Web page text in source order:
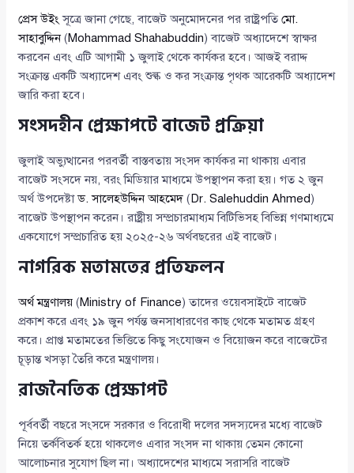
প্রেস উইং সূত্রে জানা গেছে, বাজেট অনুমোদনের পর রাষ্ট্রপতিমো.
সাহাবুদ্দিন(Mohammad Shahabuddin) বাজেট অধ্যাদেশে স্বাক্ষর
করবেন এবং এটি আগামী ১ জুলাই থেকে কার্যকর হবে। আজই বরাদ্দ
সংক্রান্ত একটি অধ্যাদেশ এবং শুল্ক ও কর সংক্রান্ত পৃথক আরেকটি অধ্যাদেশ
জারি করা হবে।
সংসদহীন প্রেক্ষাপটে বাজেট প্রক্রিয়া
জুলাই অভ্যুত্থানের পরবর্তী বাস্তবতায় সংসদ কার্যকর না থাকায় এবার
বাজেট সংসদে নয়, বরং মিডিয়ার মাধ্যমে উপস্থাপন করা হয়। গত ২ জুন
অর্থ উপদেষ্টাড. সালেহউদ্দিন আহমেদ ( Dr. Salehuddin Ahmed)
বাজেট উপস্থাপন করেন। রাষ্ট্রীয় সম্প্রচারমাধ্যম বিটিভিসহ বিভিন্ন গণমাধ্যমে
একযোগে সম্প্রচারিত হয় ২০২৫-২৬ অর্থবছরের এই বাজেট।
নাগরিক মতামতের প্রতিফলন
অর্থ মন্ত্রণালয় (Ministry of Finance) তাদের ওয়েবসাইটে বাজেট
প্রকাশ করে এবং ১৯ জুন পর্যন্ত জনসাধারণের কাছ থেকে মতামত গ্রহণ
করে। প্রাপ্ত মতামতের ভিত্তিতে কিছু সংযোজন ও বিয়োজন করে বাজেটের
চূড়ান্ত খসড়া তৈরি করে মন্ত্রণালয়।
রাজনৈতিক প্রেক্ষাপট
পূর্ববর্তী বছরে সংসদে সরকার ও বিরোধী দলের সদস্যদের মধ্যে বাজেট
নিয়ে তর্কবিতর্ক হয়ে থাকলেও এবার সংসদ না থাকায় তেমন কোনো
আলোচনার সুযোগ ছিল না। অধ্যাদেশের মাধ্যমে সরাসরি বাজেট